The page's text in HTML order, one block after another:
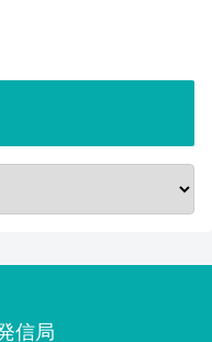
信局